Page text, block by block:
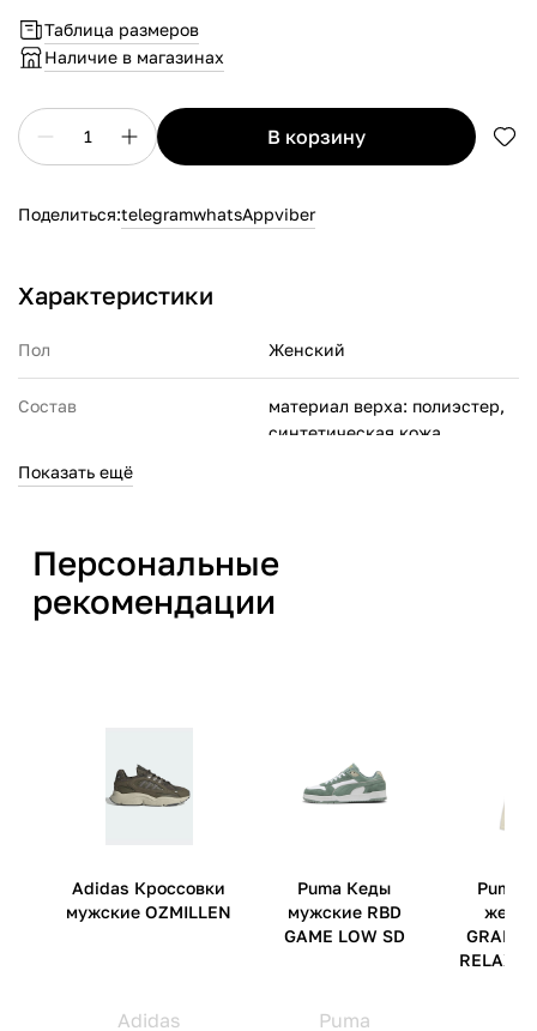
Таблица размеров
Наличие в магазинах
1 в корзину
Поделиться:telegramwhatsAppviber
Характеристики
Пол Женский
Состав
материал верха: полиэстер,
синтетическая кожа,
материал подошвы:
материал стельки: полиэстер
Страна производства Китай
Импортер
ООО 'Клермонт' 231741,
Гродненская обл.,
Гродненский р-н, а/г Гожа,
Показать ещё
Персональные
рекомендации